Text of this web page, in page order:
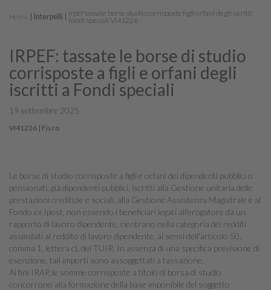
Home Interpelli
Irpef tassate borse studio corrisposte figli orfani degli iscritti
fondi speciali VI41226
IRPEF: tassate le borse di studio
corrisposte a figli e orfani degli
iscritti a Fondi speciali
19 settembre 2025
VI41226 | Fisco
Le borse di studio corrisposte a figli e orfani dei dipendenti pubblici o
pensionati, già dipendenti pubblici, iscritti alla Gestione unitaria delle
prestazioni creditizie e sociali, alla Gestione Assistenza Magistrale e al
Fondo ex Ipost, non essendo i beneficiari legati all'erogatore da un
rapporto di lavoro dipendente, rientrano nella categoria dei redditi
assimilati al reddito di lavoro dipendente, ai sensi dell'articolo 50,
comma 1, lettera c), del TUIR. In assenza di una specifica previsione di
esenzione, tali importi sono assoggettati a tassazione.
Ai fini IRAP, le somme corrisposte a titolo di borsa di studio
concorrono alla formazione della base imponibile del soggetto